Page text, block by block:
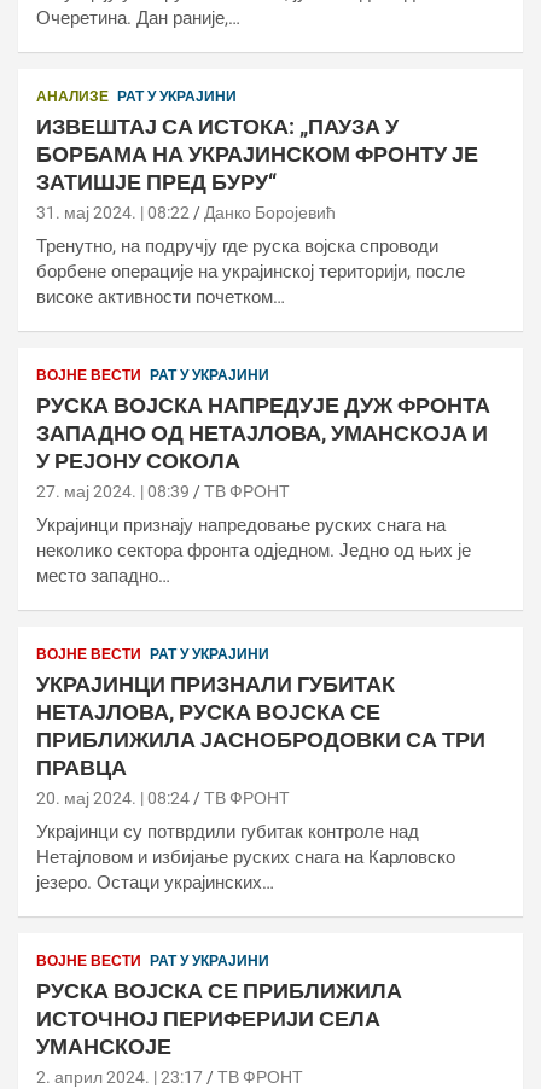
Очеретина. Дан раније,…
АНАЛИЗЕ РАТ У УКРАЈИНИ
ИЗВЕШТАЈ СА ИСТОКА: „ПАУЗА У
БОРБАМА НА УКРАЈИНСКОМ ФРОНТУ ЈЕ
ЗАТИШЈЕ ПРЕД БУРУ“
31. мај 2024. | 08:22 Данко Боројевић
Тренутно, на подручју где руска војска спроводи
борбене операције на украјинској територији, после
високе активности почетком…
ВОЈНЕ ВЕСТИ РАТ У УКРАЈИНИ
РУСКА ВОЈСКА НАПРЕДУЈЕ ДУЖ ФРОНТА
ЗАПАДНО ОД НЕТАЈЛОВА, УМАНСКОЈА И
У РЕЈОНУ СОКОЛА
27. мај 2024. | 08:39 ТВ ФРОНТ
Украјинци признају напредовање руских снага на
неколико сектора фронта одједном. Једно од њих је
место западно…
ВОЈНЕ ВЕСТИ РАТ У УКРАЈИНИ
УКРАЈИНЦИ ПРИЗНАЛИ ГУБИТАК
НЕТАЈЛОВА, РУСКА ВОЈСКА СЕ
ПРИБЛИЖИЛА ЈАСНОБРОДОВКИ СА ТРИ
ПРАВЦА
20. мај 2024. | 08:24 ТВ ФРОНТ
Украјинци су потврдили губитак контроле над
Нетајловом и избијање руских снага на Карловско
језеро. Остаци украјинских…
ВОЈНЕ ВЕСТИ РАТ У УКРАЈИНИ
РУСКА ВОЈСКА СЕ ПРИБЛИЖИЛА
ИСТОЧНОЈ ПЕРИФЕРИЈИ СЕЛА
УМАНСКОЈЕ
2. април 2024. | 23:17 ТВ ФРОНТ